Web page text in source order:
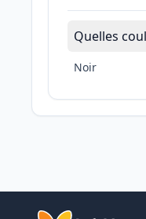
Quelles
Noir